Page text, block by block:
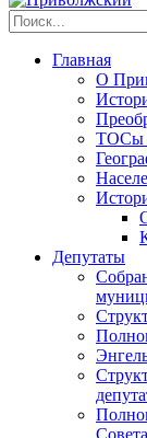
Главная
О
ТОСы
Депутаты